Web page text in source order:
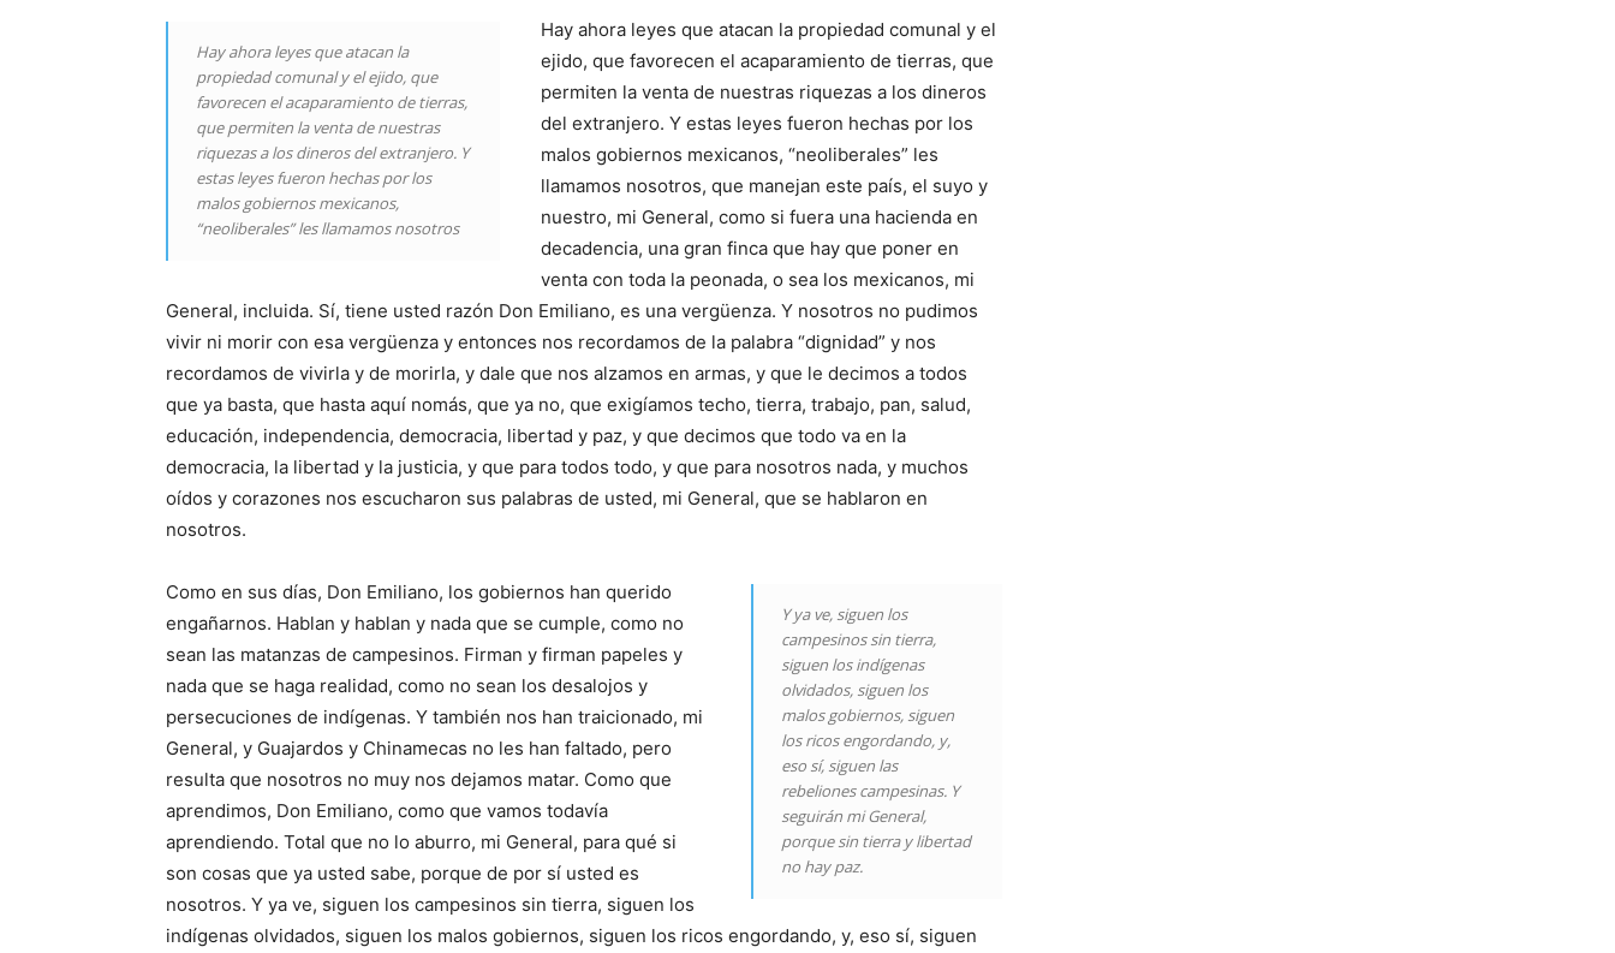
Hay ahora leyes que atacan la
propiedad comunal y el ejido, que
favorecen el acaparamiento de tierras,
que permiten la venta de nuestras
riquezas a los dineros del extranjero. Y
estas leyes fueron hechas por los
malos gobiernos mexicanos,
“neoliberales” les llamamos nosotros
Hay ahora leyes que atacan la propiedad comunal y el
ejido, que favorecen el acaparamiento de tierras, que
permiten la venta de nuestras riquezas a los dineros
del extranjero. Y estas leyes fueron hechas por los
malos gobiernos mexicanos, “neoliberales” les
llamamos nosotros, que manejan este país, el suyo y
nuestro, mi General, como si fuera una hacienda en
decadencia, una gran finca que hay que poner en
venta con toda la peonada, o sea los mexicanos, mi
General, incluida. Sí, tiene usted razón Don Emiliano, es una vergüenza. Y nosotros no pudimos
vivir ni morir con esa vergüenza y entonces nos recordamos de la palabra “dignidad” y nos
recordamos de vivirla y de morirla, y dale que nos alzamos en armas, y que le decimos a todos
que ya basta, que hasta aquí nomás, que ya no, que exigíamos techo, tierra, trabajo, pan, salud,
educación, independencia, democracia, libertad y paz, y que decimos que todo va en la
democracia, la libertad y la justicia, y que para todos todo, y que para nosotros nada, y muchos
oídos y corazones nos escucharon sus palabras de usted, mi General, que se hablaron en
nosotros.
Y ya ve, siguen los
campesinos sin tierra,
siguen los indígenas
olvidados, siguen los
malos gobiernos, siguen
los ricos engordando, y,
eso sí, siguen las
rebeliones campesinas. Y
seguirán mi General,
porque sin tierra y libertad
no hay paz.
Como en sus días, Don Emiliano, los gobiernos han querido
engañarnos. Hablan y hablan y nada que se cumple, como no
sean las matanzas de campesinos. Firman y firman papeles y
nada que se haga realidad, como no sean los desalojos y
persecuciones de indígenas. Y también nos han traicionado, mi
General, y Guajardos y Chinamecas no les han faltado, pero
resulta que nosotros no muy nos dejamos matar. Como que
aprendimos, Don Emiliano, como que vamos todavía
aprendiendo. Total que no lo aburro, mi General, para qué si
son cosas que ya usted sabe, porque de por sí usted es
nosotros. Y ya ve, siguen los campesinos sin tierra, siguen los
indígenas olvidados, siguen los malos gobiernos, siguen los ricos engordando, y, eso sí, siguen